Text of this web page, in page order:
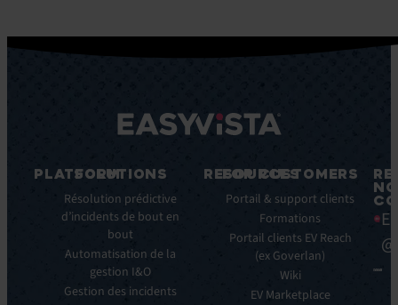
PLATFORM
Fonctionnalités
clés
clés
Intégrations
SOLUTIONS
Résolution prédictive
d’incidents de bout en
bout
Automatisation de la
gestion I&O
Gestion des incidents
RESOURCES
Blog
Livres
Infographies
Brochures
FOR CUSTOMERS
Portail & support clients
Formations
Portail clients EV Reach
(ex Goverlan)
Wiki
EV Marketplace